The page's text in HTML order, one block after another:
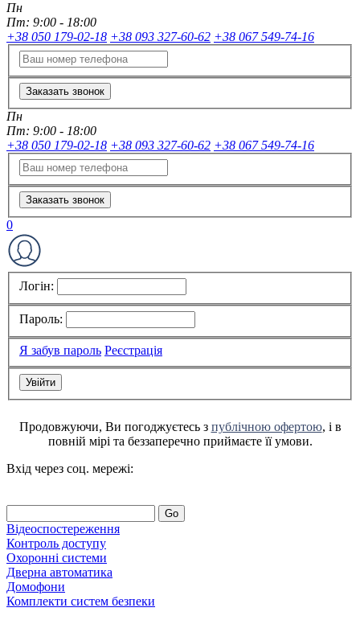
Пн
Пт: 9:00 - 18:00
+38 050 179-02-18 +38 093 327-60-62 +38 067 549-74-16
Заказать звонок
Пн
Пт: 9:00 - 18:00
+38 050 179-02-18 +38 093 327-60-62 +38 067 549-74-16
Заказать звонок
0
Логін:
Пароль:
Я забув пароль Реєстрація
Продовжуючи, Ви погоджуєтесь з публічною офертою, і в
повній мірі та беззаперечно приймаєте її умови.
Вхід через соц. мережі:
Go
Відеоспостереження
Контроль доступу
Охоронні системи
Дверна автоматика
Домофони
Комплекти систем безпеки